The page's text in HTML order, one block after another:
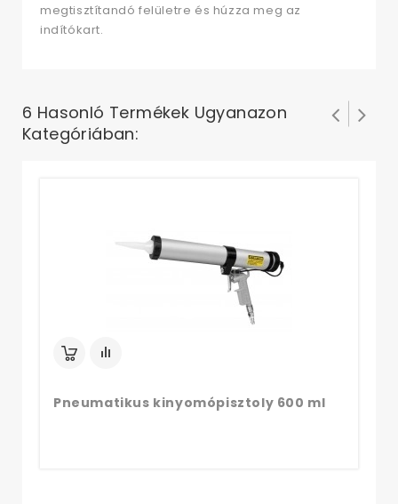
megtisztítandó felületre és húzza meg az
indítókart.
6 Hasonló Termékek Ugyanazon
Kategóriában:
Pneumatikus kinyomópisztoly 600 ml